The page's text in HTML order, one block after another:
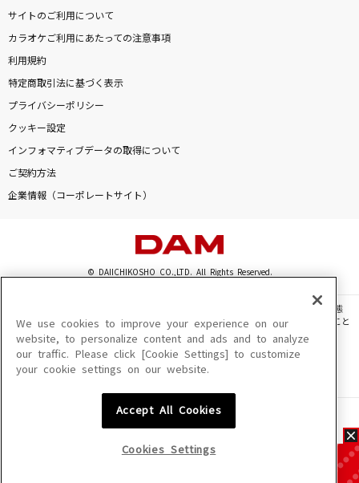
サイトのご利用について
カラオケご利用にあたっての注意事項
利用規約
特定商取引法に基づく表示
プライバシーポリシー
クッキー設定
インフォマティブデータの取得について
ご契約方法
企業情報（コーポレートサイト）
© DAIICHIKOSHO CO.,LTD. All Rights Reserved.
このサイトに掲載されている一切の文章・画像・写真・動画・音声等を、手段や形態
を問わず、著作権法の定める範囲を超えて無断で複製、転載、ファイル化などすること
を禁じます。
楽曲及びコンテンツは、機種によりご利用いただけない場合があります。
楽曲及びコンテンツの配信日、配信内容が変更になる場合があります。
We use cookies to improve your experience on our
website, to personalize content and ads and to analyze
our traffic. Please click [Cookie Settings] to customize
your cookie settings on our website.
Accept All Cookies
Cookies Settings